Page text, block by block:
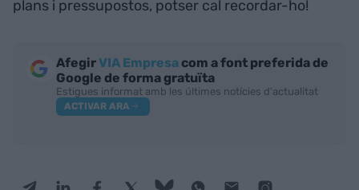
plans i pressupostos, potser cal recordar-ho!
AfegirVIA Empresa com a font preferida de
Google de forma gratuïta
Estigues informat amb les últimes notícies d'actualitat
ACTIVAR ARA